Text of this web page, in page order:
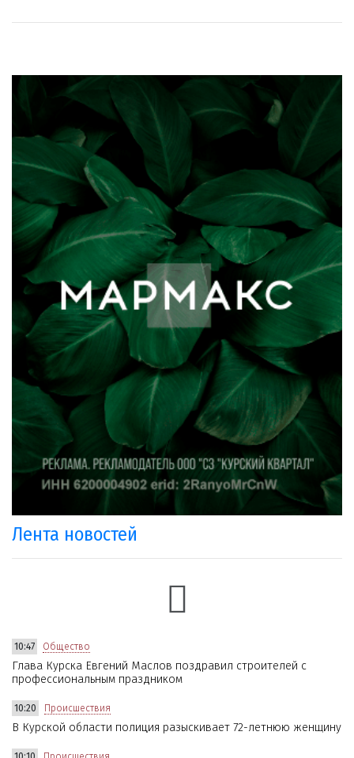
Лента новостей
10:47 Общество
Глава Курска Евгений Маслов поздравил строителей с
профессиональным праздником
10:20 Происшествия
В Курской области полиция разыскивает 72-летнюю женщину